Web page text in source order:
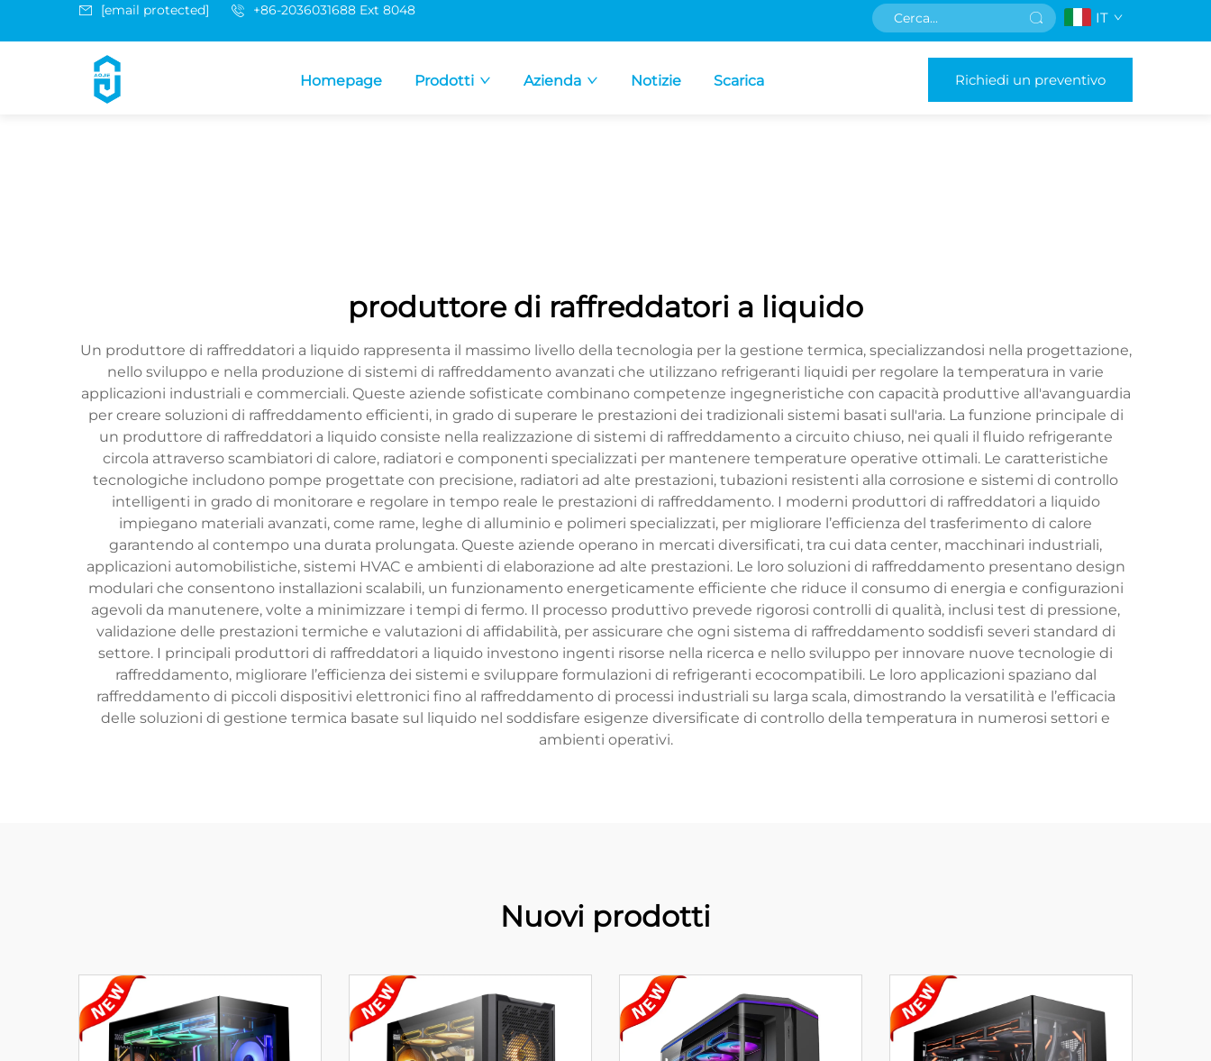
[email protected] +86-2036031688 Ext 8048 IT
Homepage Prodotti Azienda Notizie Scarica Richiedi un preventivo
produttore di raffreddatori a liquido
Un produttore di raffreddatori a liquido rappresenta il massimo livello della tecnologia per la gestione termica, specializzandosi nella progettazione,
nello sviluppo e nella produzione di sistemi di raffreddamento avanzati che utilizzano refrigeranti liquidi per regolare la temperatura in varie
applicazioni industriali e commerciali. Queste aziende sofisticate combinano competenze ingegneristiche con capacità produttive all'avanguardia
per creare soluzioni di raffreddamento efficienti, in grado di superare le prestazioni dei tradizionali sistemi basati sull'aria. La funzione principale di
un produttore di raffreddatori a liquido consiste nella realizzazione di sistemi di raffreddamento a circuito chiuso, nei quali il fluido refrigerante
circola attraverso scambiatori di calore, radiatori e componenti specializzati per mantenere temperature operative ottimali. Le caratteristiche
tecnologiche includono pompe progettate con precisione, radiatori ad alte prestazioni, tubazioni resistenti alla corrosione e sistemi di controllo
intelligenti in grado di monitorare e regolare in tempo reale le prestazioni di raffreddamento. I moderni produttori di raffreddatori a liquido
impiegano materiali avanzati, come rame, leghe di alluminio e polimeri specializzati, per migliorare l’efficienza del trasferimento di calore
garantendo al contempo una durata prolungata. Queste aziende operano in mercati diversificati, tra cui data center, macchinari industriali,
applicazioni automobilistiche, sistemi HVAC e ambienti di elaborazione ad alte prestazioni. Le loro soluzioni di raffreddamento presentano design
modulari che consentono installazioni scalabili, un funzionamento energeticamente efficiente che riduce il consumo di energia e configurazioni
agevoli da manutenere, volte a minimizzare i tempi di fermo. Il processo produttivo prevede rigorosi controlli di qualità, inclusi test di pressione,
validazione delle prestazioni termiche e valutazioni di affidabilità, per assicurare che ogni sistema di raffreddamento soddisfi severi standard di
settore. I principali produttori di raffreddatori a liquido investono ingenti risorse nella ricerca e nello sviluppo per innovare nuove tecnologie di
raffreddamento, migliorare l’efficienza dei sistemi e sviluppare formulazioni di refrigeranti ecocompatibili. Le loro applicazioni spaziano dal
raffreddamento di piccoli dispositivi elettronici fino al raffreddamento di processi industriali su larga scala, dimostrando la versatilità e l’efficacia
delle soluzioni di gestione termica basate sul liquido nel soddisfare esigenze diversificate di controllo della temperatura in numerosi settori e
ambienti operativi.
Nuovi prodotti